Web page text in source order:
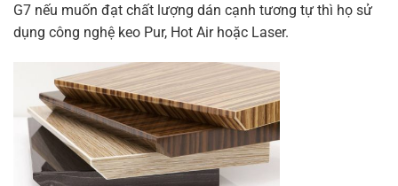
G7 nếu muốn đạt chất lượng dán cạnh tương tự thì họ sử
dụng công nghệ keo Pur, Hot Air hoặc Laser.